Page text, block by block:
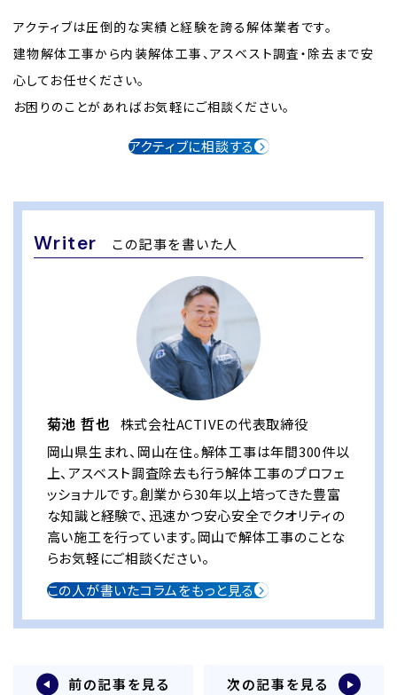
アクティブは圧倒的な実績と経験を誇る解体業者です。
建物解体工事から内装解体工事、アスベスト調査・除去まで安
心してお任せください。
お困りのことがあればお気軽にご相談ください。
アクティブに相談する
Writer この記事を書いた人
菊池 哲也 株式会社ACTIVEの代表取締役
岡山県生まれ、岡山在住。解体工事は年間300件以
上、アスベスト調査除去も行う解体工事のプロフェ
ッショナルです。創業から30年以上培ってきた豊富
な知識と経験で、迅速かつ安心安全でクオリティの
高い施工を行っています。岡山で解体工事のことな
らお気軽にご相談ください。
この人が書いたコラムをもっと見る
前の記事を見る 次の記事を見る